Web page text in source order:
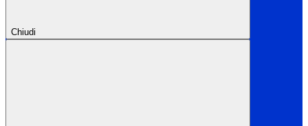
Chiudi